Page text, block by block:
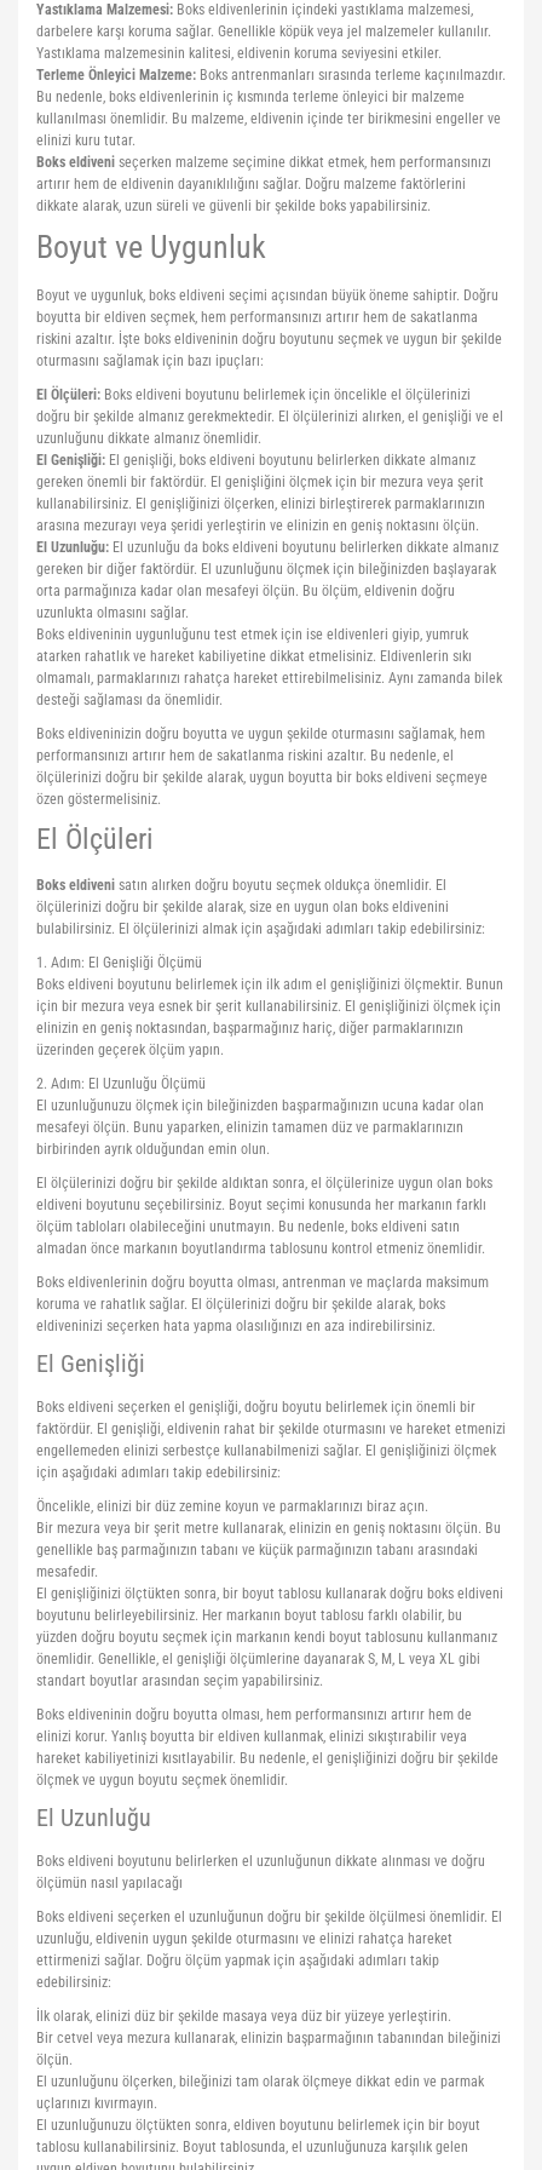
Yastıklama Malzemesi: Boks eldivenlerinin içindeki yastıklama malzemesi,
darbelere karşı koruma sağlar. Genellikle köpük veya jel malzemeler kullanılır.
Yastıklama malzemesinin kalitesi, eldivenin koruma seviyesini etkiler.
Terleme Önleyici Malzeme: Boks antrenmanları sırasında terleme kaçınılmazdır.
Bu nedenle, boks eldivenlerinin iç kısmında terleme önleyici bir malzeme
kullanılması önemlidir. Bu malzeme, eldivenin içinde ter birikmesini engeller ve
elinizi kuru tutar.
Boks eldiveni seçerken malzeme seçimine dikkat etmek, hem performansınızı
artırır hem de eldivenin dayanıklılığını sağlar. Doğru malzeme faktörlerini
dikkate alarak, uzun süreli ve güvenli bir şekilde boks yapabilirsiniz.
Boyut ve Uygunluk
Boyut ve uygunluk, boks eldiveni seçimi açısından büyük öneme sahiptir. Doğru
boyutta bir eldiven seçmek, hem performansınızı artırır hem de sakatlanma
riskini azaltır. İşte boks eldiveninin doğru boyutunu seçmek ve uygun bir şekilde
oturmasını sağlamak için bazı ipuçları:
El Ölçüleri: Boks eldiveni boyutunu belirlemek için öncelikle el ölçülerinizi
doğru bir şekilde almanız gerekmektedir. El ölçülerinizi alırken, el genişliği ve el
uzunluğunu dikkate almanız önemlidir.
El Genişliği: El genişliği, boks eldiveni boyutunu belirlerken dikkate almanız
gereken önemli bir faktördür. El genişliğini ölçmek için bir mezura veya şerit
kullanabilirsiniz. El genişliğinizi ölçerken, elinizi birleştirerek parmaklarınızın
arasına mezurayı veya şeridi yerleştirin ve elinizin en geniş noktasını ölçün.
El Uzunluğu: El uzunluğu da boks eldiveni boyutunu belirlerken dikkate almanız
gereken bir diğer faktördür. El uzunluğunu ölçmek için bileğinizden başlayarak
orta parmağınıza kadar olan mesafeyi ölçün. Bu ölçüm, eldivenin doğru
uzunlukta olmasını sağlar.
Boks eldiveninin uygunluğunu test etmek için ise eldivenleri giyip, yumruk
atarken rahatlık ve hareket kabiliyetine dikkat etmelisiniz. Eldivenlerin sıkı
olmamalı, parmaklarınızı rahatça hareket ettirebilmelisiniz. Aynı zamanda bilek
desteği sağlaması da önemlidir.
Boks eldiveninizin doğru boyutta ve uygun şekilde oturmasını sağlamak, hem
performansınızı artırır hem de sakatlanma riskini azaltır. Bu nedenle, el
ölçülerinizi doğru bir şekilde alarak, uygun boyutta bir boks eldiveni seçmeye
özen göstermelisiniz.
El Ölçüleri
Boks eldiveni satın alırken doğru boyutu seçmek oldukça önemlidir. El
ölçülerinizi doğru bir şekilde alarak, size en uygun olan boks eldivenini
bulabilirsiniz. El ölçülerinizi almak için aşağıdaki adımları takip edebilirsiniz:
1. Adım: El Genişliği Ölçümü
Boks eldiveni boyutunu belirlemek için ilk adım el genişliğinizi ölçmektir. Bunun
için bir mezura veya esnek bir şerit kullanabilirsiniz. El genişliğinizi ölçmek için
elinizin en geniş noktasından, başparmağınız hariç, diğer parmaklarınızın
üzerinden geçerek ölçüm yapın.
2. Adım: El Uzunluğu Ölçümü
El uzunluğunuzu ölçmek için bileğinizden başparmağınızın ucuna kadar olan
mesafeyi ölçün. Bunu yaparken, elinizin tamamen düz ve parmaklarınızın
birbirinden ayrık olduğundan emin olun.
El ölçülerinizi doğru bir şekilde aldıktan sonra, el ölçülerinize uygun olan boks
eldiveni boyutunu seçebilirsiniz. Boyut seçimi konusunda her markanın farklı
ölçüm tabloları olabileceğini unutmayın. Bu nedenle, boks eldiveni satın
almadan önce markanın boyutlandırma tablosunu kontrol etmeniz önemlidir.
Boks eldivenlerinin doğru boyutta olması, antrenman ve maçlarda maksimum
koruma ve rahatlık sağlar. El ölçülerinizi doğru bir şekilde alarak, boks
eldiveninizi seçerken hata yapma olasılığınızı en aza indirebilirsiniz.
El Genişliği
Boks eldiveni seçerken el genişliği, doğru boyutu belirlemek için önemli bir
faktördür. El genişliği, eldivenin rahat bir şekilde oturmasını ve hareket etmenizi
engellemeden elinizi serbestçe kullanabilmenizi sağlar. El genişliğinizi ölçmek
için aşağıdaki adımları takip edebilirsiniz:
Öncelikle, elinizi bir düz zemine koyun ve parmaklarınızı biraz açın.
Bir mezura veya bir şerit metre kullanarak, elinizin en geniş noktasını ölçün. Bu
genellikle baş parmağınızın tabanı ve küçük parmağınızın tabanı arasındaki
mesafedir.
El genişliğinizi ölçtükten sonra, bir boyut tablosu kullanarak doğru boks eldiveni
boyutunu belirleyebilirsiniz. Her markanın boyut tablosu farklı olabilir, bu
yüzden doğru boyutu seçmek için markanın kendi boyut tablosunu kullanmanız
önemlidir. Genellikle, el genişliği ölçümlerine dayanarak S, M, L veya XL gibi
standart boyutlar arasından seçim yapabilirsiniz.
Boks eldiveninin doğru boyutta olması, hem performansınızı artırır hem de
elinizi korur. Yanlış boyutta bir eldiven kullanmak, elinizi sıkıştırabilir veya
hareket kabiliyetinizi kısıtlayabilir. Bu nedenle, el genişliğinizi doğru bir şekilde
ölçmek ve uygun boyutu seçmek önemlidir.
El Uzunluğu
Boks eldiveni boyutunu belirlerken el uzunluğunun dikkate alınması ve doğru
ölçümün nasıl yapılacağı
Boks eldiveni seçerken el uzunluğunun doğru bir şekilde ölçülmesi önemlidir. El
uzunluğu, eldivenin uygun şekilde oturmasını ve elinizi rahatça hareket
ettirmenizi sağlar. Doğru ölçüm yapmak için aşağıdaki adımları takip
edebilirsiniz:
İlk olarak, elinizi düz bir şekilde masaya veya düz bir yüzeye yerleştirin.
Bir cetvel veya mezura kullanarak, elinizin başparmağının tabanından bileğinizi
ölçün.
El uzunluğunu ölçerken, bileğinizi tam olarak ölçmeye dikkat edin ve parmak
uçlarınızı kıvırmayın.
El uzunluğunuzu ölçtükten sonra, eldiven boyutunu belirlemek için bir boyut
tablosu kullanabilirsiniz. Boyut tablosunda, el uzunluğunuza karşılık gelen
Yoga Roller